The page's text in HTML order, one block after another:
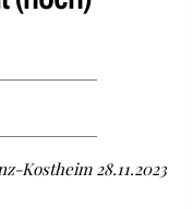
Kostheim 28.11.2023